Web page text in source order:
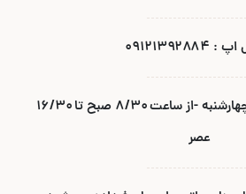
ساعات کاری: شنبه تا چهارشنبه -از ساعت ۸/۳۰ صبح تا ۱۶/۳۰
عصر